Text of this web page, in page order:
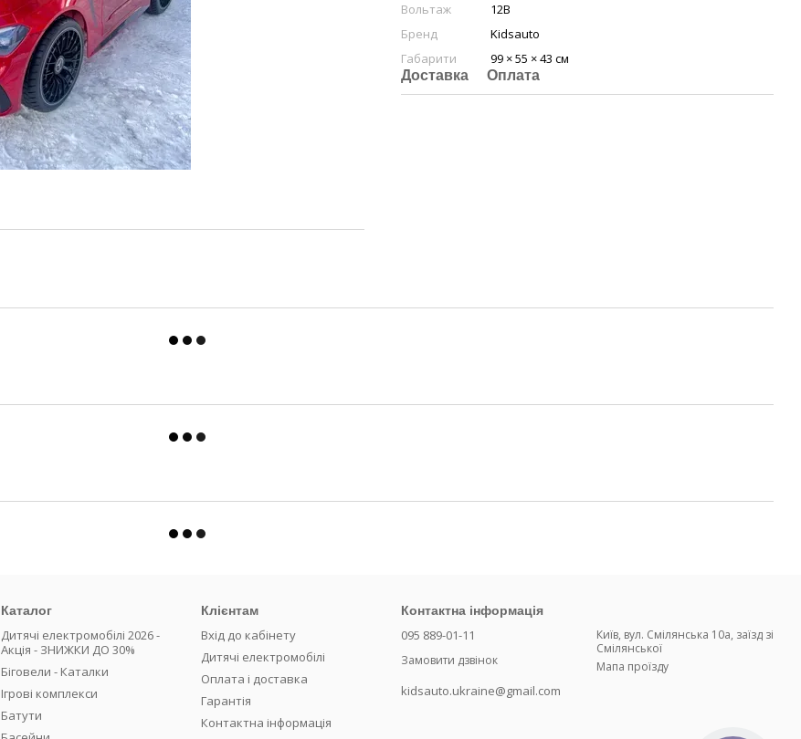
Вольтаж
12В
Бренд
Kidsauto
Габарити
99 × 55 × 43 см
Доставка Оплата
Каталог
Дитячі електромобілі 2026 -
Акція - ЗНИЖКИ ДО 30%
Біговели - Каталки
Ігрові комплекси
Батути
Клієнтам
Вхід до кабінету
Дитячі електромобілі
Оплата і доставка
Гарантія
Контактна інформація
Контактна інформація
095 889-01-11
Замовити дзвінок
kidsauto.ukraine@gmail.com
Київ, вул. Смілянська 10а, заїзд зі
Смілянської
Мапа проїзду